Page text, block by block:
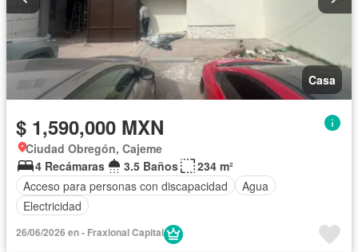
Casa
$ 1,590,000 MXN
Ciudad Obregón, Cajeme
4 Recámaras
3.5 Baños
234 m²
Acceso para personas con discapacidad
Agua
Electricidad
26/06/2026 en - Fraxional Capital